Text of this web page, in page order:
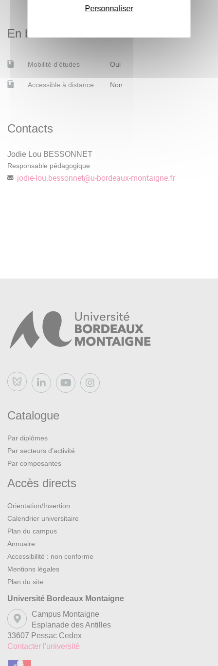
En bref
Mobilité d'études Oui
Accessible à distance Non
Contacts
Jodie Lou BESSONNET
Responsable pédagogique
jodie-lou.bessonnet@u-bordeaux-montaigne.fr
Bluesky
Catalogue
Par diplômes
Par secteurs d’activité
Par composantes
Accès directs
Orientation/Insertion
Calendrier universitaire
Plan du campus
Annuaire
Accessibilité : non conforme
Mentions légales
Plan du site
Université Bordeaux Montaigne
Campus Montaigne
Esplanade des Antilles
33607 Pessac Cedex
Contacter l'université
Personnaliser